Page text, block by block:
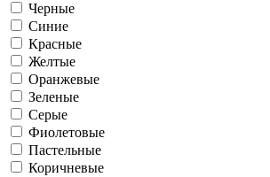
Черные
Синие
Красные
Желтые
Оранжевые
Зеленые
Серые
Фиолетовые
Пастельные
Коричневые